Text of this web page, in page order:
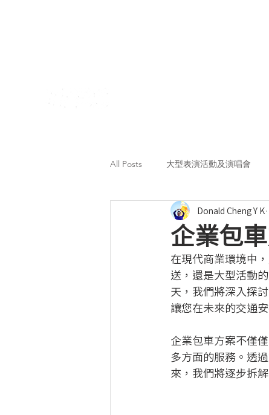
All Posts 大型表演活動及演唱會
企業包
Donald Cheng Y K
在現代商業環境中
送，還是大型活動
天，我們將深入探討
讓您在未來的交通
企業包車方案不僅
多方面的服務。透
來，我們將逐步拆